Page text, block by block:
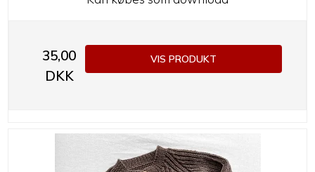
35,00
DKK
VIS PRODUKT